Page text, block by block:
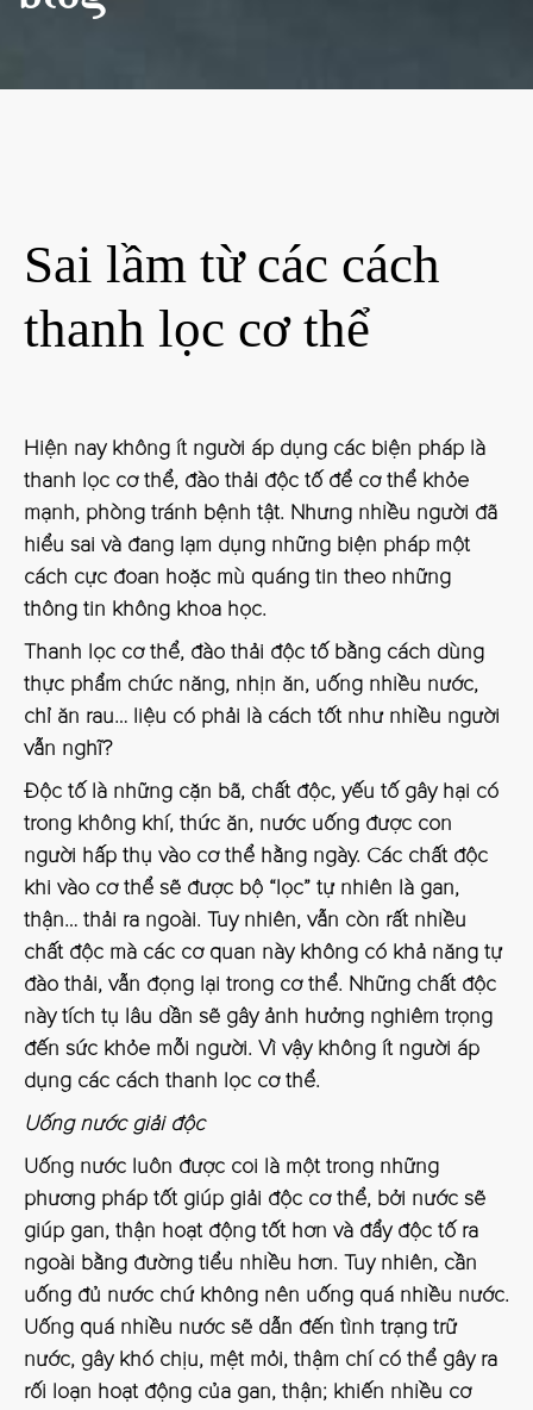
Sai lầm từ các cách
thanh lọc cơ thể
Hiện nay không ít người áp dụng các biện pháp là
thanh lọc cơ thể, đào thải độc tố để cơ thể khỏe
mạnh, phòng tránh bệnh tật. Nhưng nhiều người đã
hiểu sai và đang lạm dụng những biện pháp một
cách cực đoan hoặc mù quáng tin theo những
thông tin không khoa học.
Thanh lọc cơ thể, đào thải độc tố bằng cách dùng
thực phẩm chức năng, nhịn ăn, uống nhiều nước,
chỉ ăn rau… liệu có phải là cách tốt như nhiều người
vẫn nghĩ?
Độc tố là những cặn bã, chất độc, yếu tố gây hại có
trong không khí, thức ăn, nước uống được con
người hấp thụ vào cơ thể hằng ngày. Các chất độc
khi vào cơ thể sẽ được bộ “lọc” tự nhiên là gan,
thận… thải ra ngoài. Tuy nhiên, vẫn còn rất nhiều
chất độc mà các cơ quan này không có khả năng tự
đào thải, vẫn đọng lại trong cơ thể. Những chất độc
này tích tụ lâu dần sẽ gây ảnh hưởng nghiêm trọng
đến sức khỏe mỗi người. Vì vậy không ít người áp
dụng các cách thanh lọc cơ thể.
Uống nước giải độc
Uống nước luôn được coi là một trong những
phương pháp tốt giúp giải độc cơ thể, bởi nước sẽ
giúp gan, thận hoạt động tốt hơn và đẩy độc tố ra
ngoài bằng đường tiểu nhiều hơn. Tuy nhiên, cần
uống đủ nước chứ không nên uống quá nhiều nước.
Uống quá nhiều nước sẽ dẫn đến tình trạng trữ
nước, gây khó chịu, mệt mỏi, thậm chí có thể gây ra
rối loạn hoạt động của gan, thận; khiến nhiều cơ